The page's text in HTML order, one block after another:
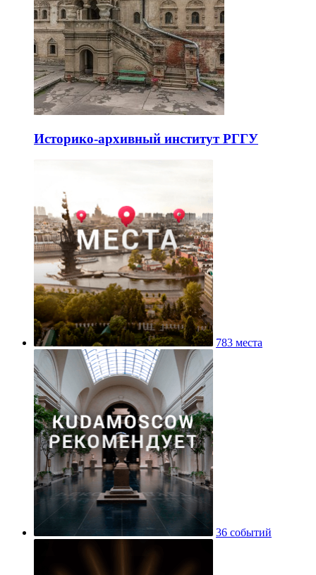
Историко-архивный институт РГГУ
783 места
36 событий